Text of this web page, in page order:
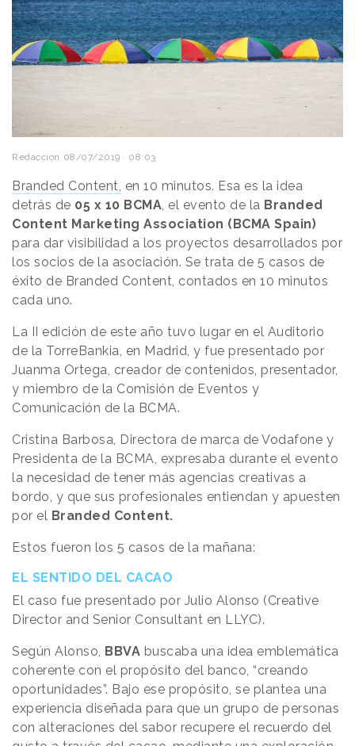
Redacción 08/07/2019 · 08:03
Branded Content, en 10 minutos. Esa es la idea
detrás de 05 x 10 BCMA, el evento de la Branded
Content Marketing Association (BCMA Spain)
para dar visibilidad a los proyectos desarrollados por
los socios de la asociación. Se trata de 5 casos de
éxito de Branded Content, contados en 10 minutos
cada uno.
La II edición de este año tuvo lugar en el Auditorio
de la TorreBankia, en Madrid, y fue presentado por
Juanma Ortega, creador de contenidos, presentador,
y miembro de la Comisión de Eventos y
Comunicación de la BCMA.
Cristina Barbosa, Directora de marca de Vodafone y
Presidenta de la BCMA, expresaba durante el evento
la necesidad de tener más agencias creativas a
bordo, y que sus profesionales entiendan y apuesten
por el Branded Content.
Estos fueron los 5 casos de la mañana:
EL SENTIDO DEL CACAO
El caso fue presentado por Julio Alonso (Creative
Director and Senior Consultant en LLYC).
Según Alonso, BBVA buscaba una idea emblemática
coherente con el propósito del banco, “creando
oportunidades”. Bajo ese propósito, se plantea una
experiencia diseñada para que un grupo de personas
con alteraciones del sabor recupere el recuerdo del